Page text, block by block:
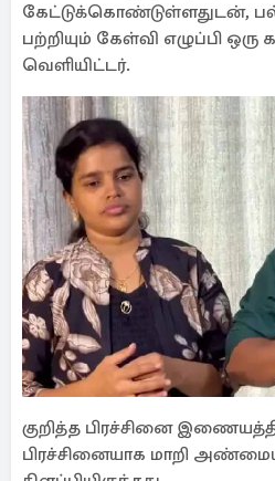
கேட்டுக்கொண்டுள்ளதுடன்,
பற்றியும் கேள்வி எழுப்பி
வெளியிட்டர்.
குறித்த பிரச்சினை
பிரச்சினையாக மாறி